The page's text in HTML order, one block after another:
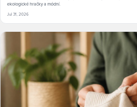
ekologické hračky a módní.
Jul 31, 2026